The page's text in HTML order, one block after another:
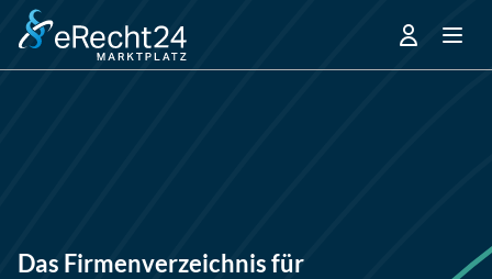
Das Firmenverzeichnis für